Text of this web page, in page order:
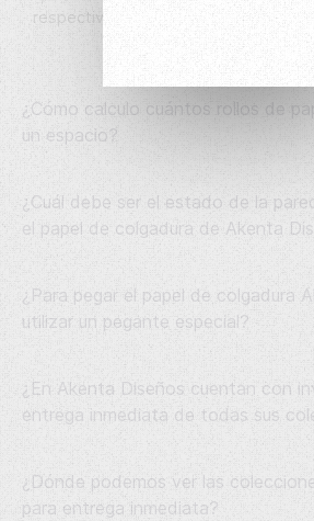
respectivamente.
¿Cómo calculo cuántos rollos de
un espacio?
¿Cuál debe ser el estado de la
el papel de colgadura de Akenta
¿Para pegar el papel de colgadura
utilizar un pegante especial?
¿En Akenta Diseños cuentan con
entrega inmediata de todas sus
¿Dónde podemos ver las
para entrega inmediata?